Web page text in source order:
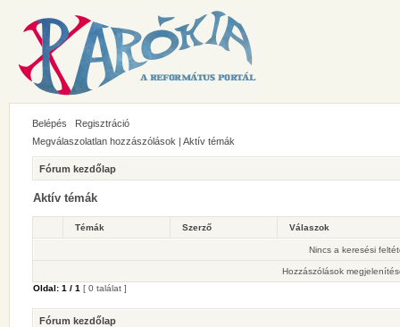
Belépés
Regisztráció
Megválaszolatlan hozzászólások | Aktív témák
Fórum kezdőlap
Aktív témák
Témák Szerző Válaszok
Nincs a keresési
Hozzászólások
Oldal: 1 / 1 [ 0 találat ]
Fórum kezdőlap